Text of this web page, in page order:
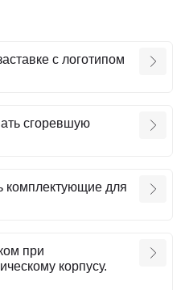
с логотипом
сгоревшую
комплектующие для
при
корпусу.